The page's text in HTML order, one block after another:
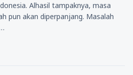
Alhasil tampaknya, masa
pun akan diperpanjang. Masalah